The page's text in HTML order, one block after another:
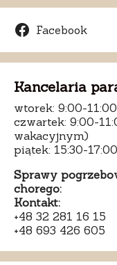
Facebook
Kancelaria
wtorek: 9:00-11:00
czwartek: 9:00-
wakacyjnym)
piątek: 15:30-17:00
Sprawy
chorego:
Kontakt:
+48 32 281 16 15
+48 693 426 605